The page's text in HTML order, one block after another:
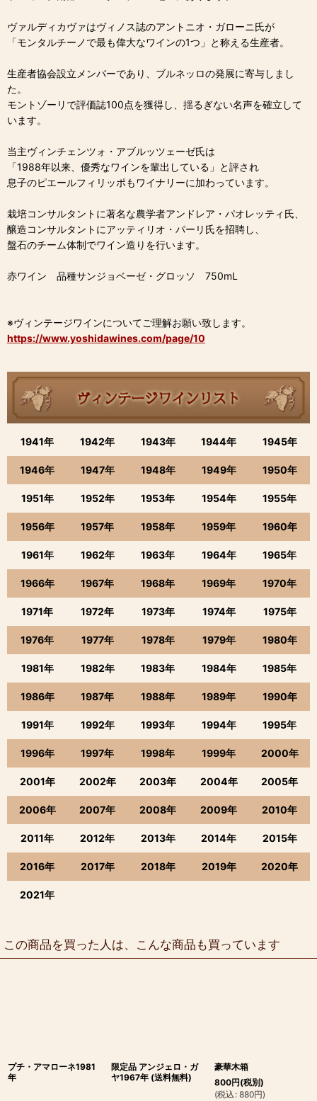
ヴァルディカヴァはヴィノス誌のアントニオ・ガローニ氏が
「モンタルチーノで最も偉大なワインの1つ」と称える生産者。
生産者協会設立メンバーであり、ブルネッロの発展に寄与しまし
た。
モントゾーリで評価誌100点を獲得し、揺るぎない名声を確立して
います。
当主ヴィンチェンツォ・アブルッツェーゼ氏は
「1988年以来、優秀なワインを輩出している」と評され
息子のピエールフィリッポもワイナリーに加わっています。
栽培コンサルタントに著名な農学者アンドレア・パオレッティ氏、
醸造コンサルタントにアッティリオ・パーリ氏を招聘し、
盤石のチーム体制でワイン造りを行います。
赤ワイン 品種サンジョベーゼ・グロッソ 750mL
※ヴィンテージワインについてご理解お願い致します。
https://www.yoshidawines.com/page/10
1941年 1942年 1943年 1944年 1945年
1946年 1947年 1948年 1949年 1950年
1951年 1952年 1953年 1954年 1955年
1956年 1957年 1958年 1959年 1960年
1961年 1962年 1963年 1964年 1965年
1966年 1967年 1968年 1969年 1970年
1971年 1972年 1973年 1974年 1975年
1976年 1977年 1978年 1979年 1980年
1981年 1982年 1983年 1984年 1985年
1986年 1987年 1988年 1989年 1990年
1991年 1992年 1993年 1994年 1995年
1996年 1997年 1998年 1999年 2000年
2001年 2002年 2003年 2004年 2005年
2006年 2007年 2008年 2009年 2010年
2011年 2012年 2013年 2014年 2015年
2016年 2017年 2018年 2019年 2020年
2021年
この商品を買った人は、こんな商品も買っています
プチ・アマローネ1981
年
限定品 アンジェロ・ガ
ヤ1967年 (送料無料)
豪華木箱
800円(税別)
(税込 : 880円)